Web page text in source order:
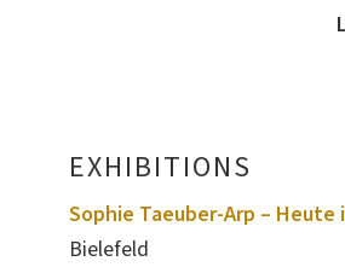
EXHIBITIONS
Sophie Taeuber-Arp – Heute
Bielefeld